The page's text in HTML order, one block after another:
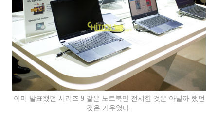
이미 발표했던 시리즈 9 같은 노트북만 전시한 것은 아닐까 했던
것은 기우였다.